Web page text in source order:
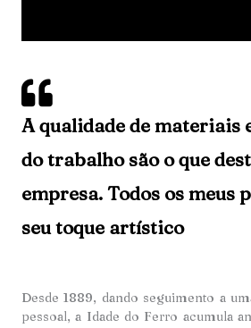
A qualidade de materiais
do trabalho são o que
empresa. Todos os meus
seu toque artístico
Desde 1889, dando seguimento a
pessoal, a Idade do Ferro acumula